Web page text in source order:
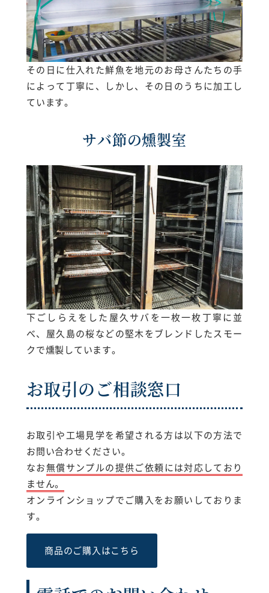
その日に仕入れた鮮魚を地元のお母さんたちの手
によって丁寧に、しかし、その日のうちに加工し
ています。
サバ節の燻製室
下ごしらえをした屋久サバを一枚一枚丁寧に並
べ、屋久島の桜などの堅木をブレンドしたスモー
クで燻製しています。
お取引のご相談窓口
お取引や工場見学を希望される方は以下の方法で
お問い合わせください。
なお無償サンプルの提供ご依頼には対応しており
ません。
オンラインショップでご購入をお願いしておりま
す。
商品のご購入はこちら